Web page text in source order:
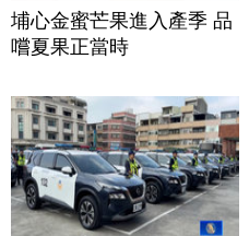
埔心金蜜芒果進入產季 品
嚐夏果正當時